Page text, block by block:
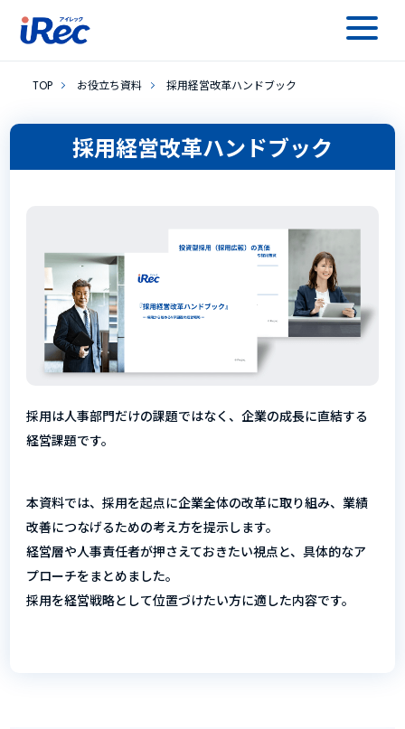
TOP お役立ち資料 採用経営改革ハンドブック
採用経営改革ハンドブック
採用は人事部門だけの課題ではなく、企業の成長に直結する
経営課題です。
本資料では、採用を起点に企業全体の改革に取り組み、業績
改善につなげるための考え方を提示します。
経営層や人事責任者が押さえておきたい視点と、具体的なア
プローチをまとめました。
採用を経営戦略として位置づけたい方に適した内容です。